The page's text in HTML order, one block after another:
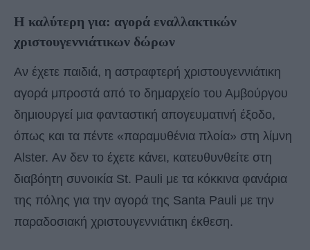
Η καλύτερη για: αγορά εναλλακτικών
χριστουγεννιάτικων δώρων
Αν έχετε παιδιά, η αστραφτερή χριστουγεννιάτικη
αγορά μπροστά από το δημαρχείο του Αμβούργου
δημιουργεί μια φανταστική απογευματινή έξοδο,
όπως και τα πέντε «παραμυθένια πλοία» στη λίμνη
Alster. Αν δεν το έχετε κάνει, κατευθυνθείτε στη
διαβόητη συνοικία St. Pauli με τα κόκκινα φανάρια
της πόλης για την αγορά της Santa Pauli με την
παραδοσιακή χριστουγεννιάτικη έκθεση.